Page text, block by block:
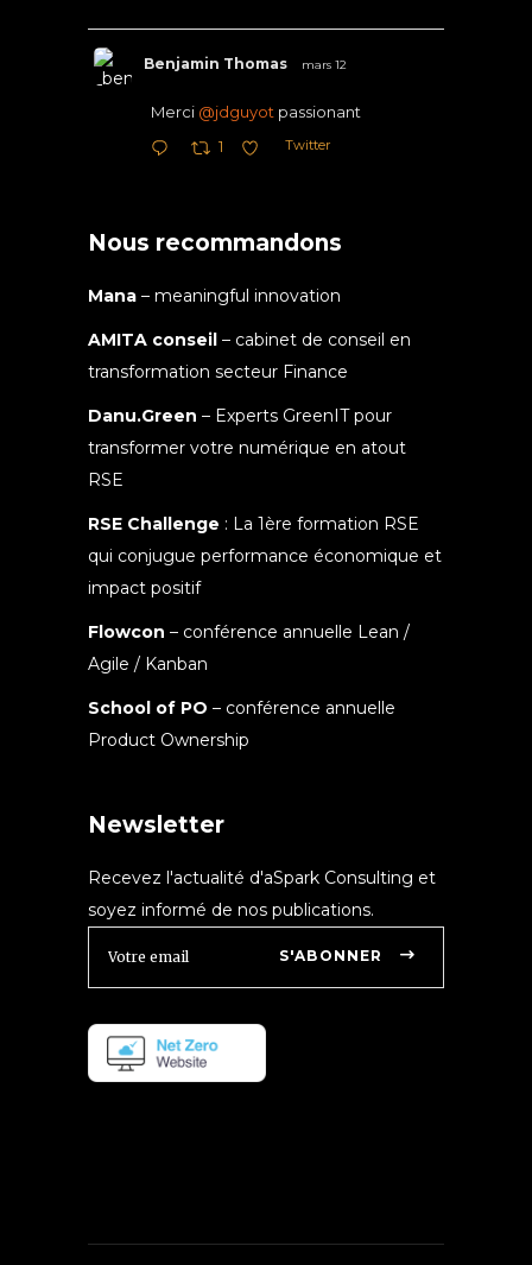
Benjamin Thomas mars 12
Merci @jdguyot passionant
1 Twitter
Nous recommandons
Mana – meaningful innovation
AMITA conseil – cabinet de conseil en
transformation secteur Finance
Danu.Green – Experts GreenIT pour
transformer votre numérique en atout
RSE
RSE Challenge : La 1ère formation RSE
qui conjugue performance économique et
impact positif
Flowcon – conférence annuelle Lean /
Agile / Kanban
School of PO – conférence annuelle
Product Ownership
Newsletter
Recevez l'actualité d'aSpark Consulting et
soyez informé de nos publications.
S'ABONNER